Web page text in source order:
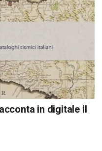
in digitale il